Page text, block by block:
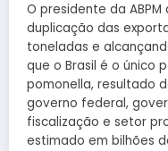
O presidente da
duplicação das
toneladas e
que o Brasil é o único
pomonella, resultado
governo federal,
fiscalização e setor
estimado em bilhões